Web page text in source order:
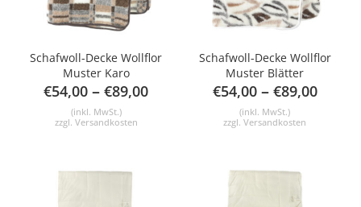
Schafwoll-Decke Wollflor
Muster Karo
€54,00 –€89,00
(inkl. MwSt.)
zzgl. Versandkosten
Schafwoll-Decke Wollflor
Muster Blätter
€54,00– €89,00
(inkl. MwSt.)
zzgl.Versandkosten